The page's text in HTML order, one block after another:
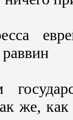
же,